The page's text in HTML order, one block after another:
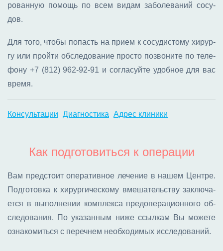
ро­ван­ную по­мощь по всем ви­дам за­бо­ле­ва­ний со­су­
дов.
Для то­го, что­бы по­пасть на при­ем к со­су­ди­сто­му хи­рур­
гу или прой­ти об­сле­до­ва­ние про­сто по­зво­ни­те по те­ле­
фо­ну +7 (812) 962-92-91 и со­гла­суй­те удоб­ное для вас
вре­мя.
Консультации Диагностика Адрес клиники
Как подготовиться к операции
Вам пред­сто­ит опе­ра­тив­ное ле­че­ние в на­шем Цен­тре.
Под­го­тов­ка к хи­рур­ги­че­ско­му вме­ша­тель­ству за­клю­ча­
ет­ся в вы­пол­не­нии ком­плек­са пред­опе­ра­ци­он­но­го об­
сле­до­ва­ния. По ука­зан­ным ни­же ссыл­кам Вы мо­же­те
озна­ко­мить­ся с пе­реч­нем необ­хо­ди­мых ис­сле­до­ва­ний.